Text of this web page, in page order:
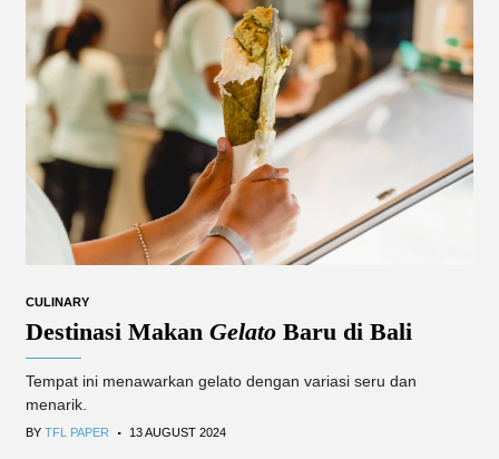
CULINARY
Destinasi Makan Gelato Baru di Bali
Tempat ini menawarkan gelato dengan variasi seru dan
menarik.
BY TFL PAPER . 13 AUGUST 2024